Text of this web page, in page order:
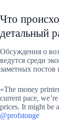
Что
детальный
Обсуждения о
ведутся среди
заметных
«The money
current pace,
prices. It might be
@profstonge